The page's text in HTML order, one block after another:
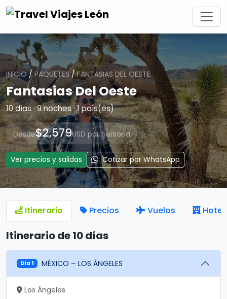
INICIO/PAQUETES/FANTASIAS DEL OESTE
Fantasias Del Oeste
10 días · 9 noches · 1 país(es)
Desde$2,579USD por persona
Ver precios y salidas Cotizar por WhatsApp
Itinerario Precios Vuelos
Itinerario de 10 días
Día 1 MÉXICO – LOS ÁNGELES
Los Ángeles